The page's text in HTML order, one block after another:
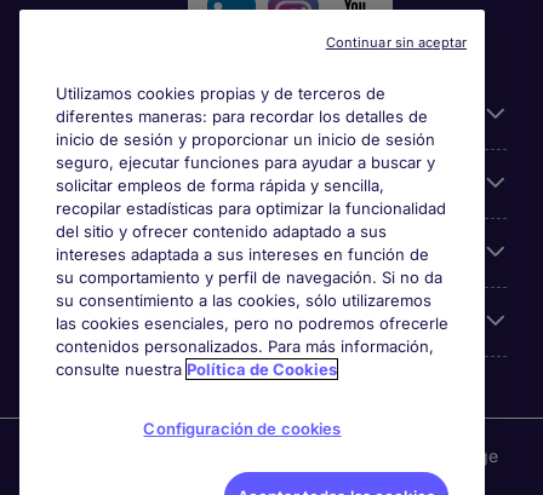
Información útil
Búsqueda de empleo
Empresas
Sobre Michael Page
Michael Page es una marca perteneciente a Michael Page
International, con domicilio en Calle Las Orquídeas 675,
Utilizamos cookies propias y de terceros de
diferentes maneras: para recordar los detalles de
inicio de sesión y proporcionar un inicio de sesión
seguro, ejecutar funciones para ayudar a buscar y
solicitar empleos de forma rápida y sencilla,
recopilar estadísticas para optimizar la funcionalidad
del sitio y ofrecer contenido adaptado a sus
intereses adaptada a sus intereses en función de
su comportamiento y perfil de navegación. Si no da
su consentimiento a las cookies, sólo utilizaremos
las cookies esenciales, pero no podremos ofrecerle
contenidos personalizados. Para más información,
consulte nuestra Política de Cookies
Configuración de cookies
Continuar sin aceptar